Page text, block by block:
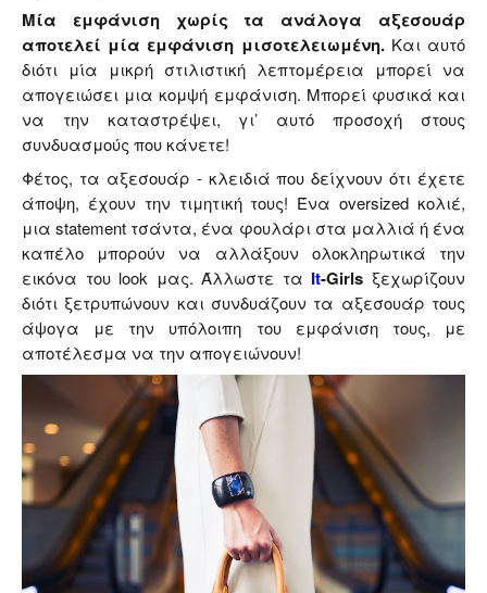
Μία εμφάνιση χωρίς τα ανάλογα αξεσουάρ
αποτελεί μία εμφάνιση μισοτελειωμένη. Και αυτό
διότι μία μικρή στιλιστική λεπτομέρεια μπορεί να
απογειώσει μια κομψή εμφάνιση. Μπορεί φυσικά και
να την καταστρέψει, γι’ αυτό προσοχή στους
συνδυασμούς που κάνετε!
Φέτος, τα αξεσουάρ - κλειδιά που δείχνουν ότι έχετε
άποψη, έχουν την τιμητική τους! Ένα oversized κολιέ,
μια statement τσάντα, ένα φουλάρι στα μαλλιά ή ένα
καπέλο μπορούν να αλλάξουν ολοκληρωτικά την
εικόνα του look μας. Άλλωστε τα It-Girls ξεχωρίζουν
διότι ξετρυπώνουν και συνδυάζουν τα αξεσουάρ τους
άψογα με την υπόλοιπη του εμφάνιση τους, με
αποτέλεσμα να την απογειώνουν!